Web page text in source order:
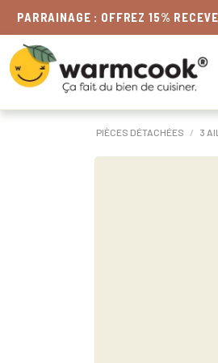
LIVRAISONOFFERTEDÈS 49€
PIÈCES DÉTACHÉES 3